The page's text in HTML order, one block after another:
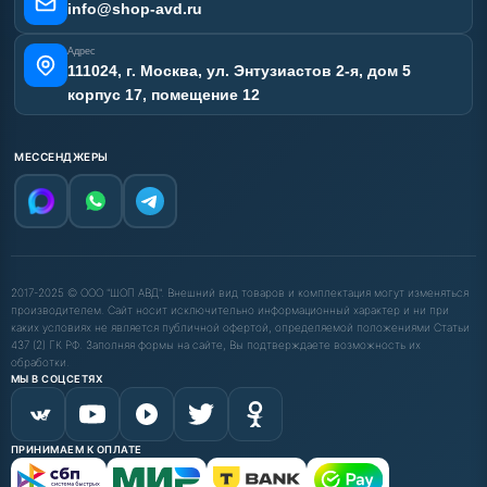
info@shop-avd.ru
Адрес
111024, г. Москва, ул. Энтузиастов 2-я, дом 5
корпус 17, помещение 12
МЕССЕНДЖЕРЫ
2017-2025 © ООО "ШОП АВД". Внешний вид товаров и комплектация могут изменяться
производителем. Сайт носит исключительно информационный характер и ни при
каких условиях не является публичной офертой, определяемой положениями Статьи
437 (2) ГК РФ. Заполняя формы на сайте, Вы подтверждаете возможность их
обработки.
МЫ В СОЦСЕТЯХ
ПРИНИМАЕМ К ОПЛАТЕ